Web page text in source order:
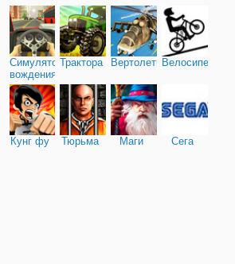
Симулятор
вождения
Трактора ВертолетыВелосипед
Кунг фу Тюрьма Маги Сега